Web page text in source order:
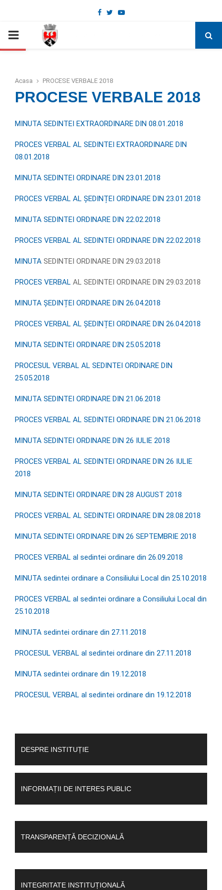
Deschide bara de unelte
Facebook
TwitterYoutube
PRIMARY
Acasa PROCESE VERBALE 2018
PROCESE VERBALE 2018
MINUTA SEDINTEI EXTRAORDINARE DIN 08.01.2018
PROCES VERBAL AL SEDINTEI EXTRAORDINARE DIN
08.01.2018
MINUTA SEDINTEI ORDINARE DIN 23.01.2018
PROCES VERBAL AL ȘEDINȚEI ORDINARE DIN 23.01.2018
MINUTA SEDINTEI ORDINARE DIN 22.02.2018
PROCES VERBAL AL SEDINTEI ORDINARE DIN 22.02.2018
MINUTA SEDINTEI ORDINARE DIN 29.03.2018
PROCES VERBAL AL SEDINTEI ORDINARE DIN 29.03.2018
MINUTA ȘEDINȚEI ORDINARE DIN 26.04.2018
PROCES VERBAL AL ȘEDINȚEI ORDINARE DIN 26.04.2018
MINUTA SEDINTEI ORDINARE DIN 25.05.2018
PROCESUL VERBAL AL SEDINTEI ORDINARE DIN
25.05.2018
MINUTA SEDINTEI ORDINARE DIN 21.06.2018
PROCES VERBAL AL SEDINTEI ORDINARE DIN 21.06.2018
MINUTA SEDINTEI ORDINARE DIN 26 IULIE 2018
PROCES VERBAL AL SEDINTEI ORDINARE DIN 26 IULIE
2018
MINUTA SEDINTEI ORDINARE DIN 28 AUGUST 2018
PROCES VERBAL AL SEDINTEI ORDINARE DIN 28.08.2018
MINUTA SEDINTEI ORDINARE DIN 26 SEPTEMBRIE 2018
PROCES VERBAL al sedintei ordinare din 26.09.2018
MINUTA sedintei ordinare a Consiliului Local din 25.10.2018
PROCES VERBAL al sedintei ordinare a Consiliului Local din
25.10.2018
MINUTA sedintei ordinare din 27.11.2018
PROCESUL VERBAL al sedintei ordinare din 27.11.2018
MINUTA sedintei ordinare din 19.12.2018
PROCESUL VERBAL al sedintei ordinare din 19.12.2018
DESPRE INSTITUȚIE
INFORMAȚII DE INTERES PUBLIC
TRANSPARENȚĂ DECIZIONALĂ
INTEGRITATE INSTITUȚIONALĂ